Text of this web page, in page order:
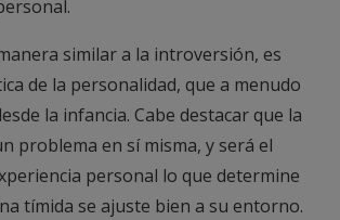
similar a la introversión, es
de la personalidad, que a menudo
la infancia. Cabe destacar que la
problema en sí misma, y será el
personal lo que determine
tímida se ajuste bien a su entorno.